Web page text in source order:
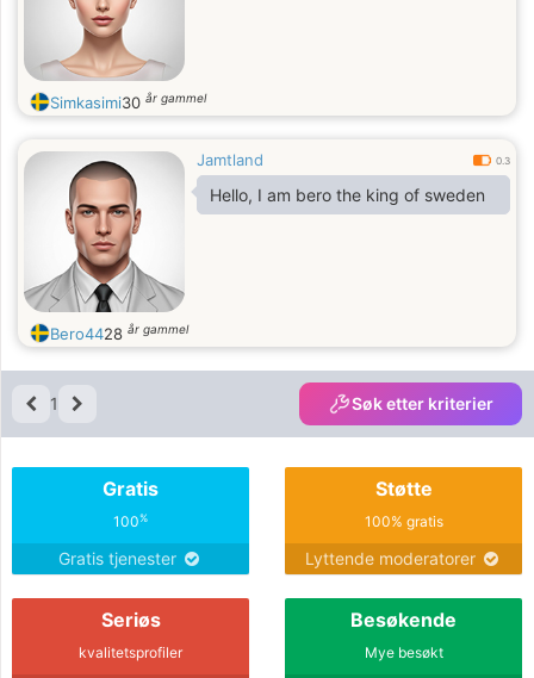
Simkasimi30 år gammel
Jamtland 0.3
Hello, I am bero the king of sweden
Bero4428 år gammel
1 Søk etter kriterier
Gratis
100%
Gratis tjenester
Støtte
100% gratis
Lyttende moderatorer
Seriøs
kvalitetsprofiler
Besøkende
Mye besøkt